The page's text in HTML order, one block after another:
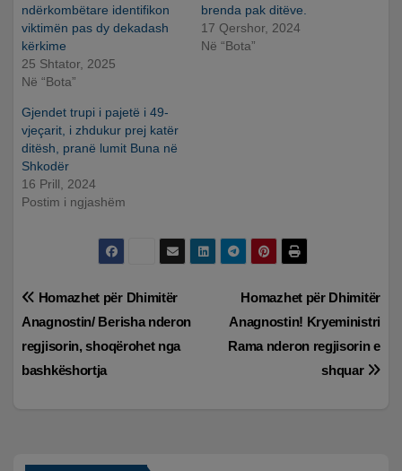
ndërkombëtare identifikon
viktimën pas dy dekadash
kërkime
25 Shtator, 2025
Në “Bota”
brenda pak ditëve.
17 Qershor, 2024
Në “Bota”
Gjendet trupi i pajetë i 49-
vjeçarit, i zhdukur prej katër
ditësh, pranë lumit Buna në
Shkodër
16 Prill, 2024
Postim i ngjashëm
Lëvizje
te
postimet
Homazhet për Dhimitër
Anagnostin! Kryeministri
Rama nderon regjisorin e
shquar
Homazhet për Dhimitër
Anagnostin/ Berisha nderon
regjisorin, shoqërohet nga
bashkëshortja